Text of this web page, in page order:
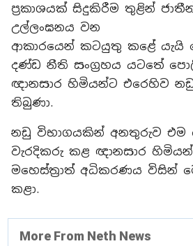
ප්‍රකාශයක් සිදුකිරීම තුළින්
උල්ලංඝනය වන
ආකාරයෙන් කටයුතු කළේ යැයි
දණ්ඩ නීති සංග්‍රහය යටතේ
ඥානසාර හිමියන්ට එරෙහිව
තිබුණා.
නඩු විභාගයකින් අනතුරුව එම
වැරදිකරු කළ ඥානසාර
මහෙස්ත්‍රාත් අධිකරණය විසින්
කළා.
More From Neth News